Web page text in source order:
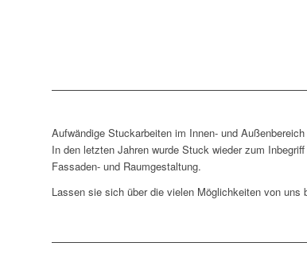
Aufwändige Stuckarbeiten im Innen- und
In den letzten Jahren wurde Stuck wieder zum
Fassaden- und Raumgestaltung.
Lassen sie sich über die vielen Möglichkeiten von uns